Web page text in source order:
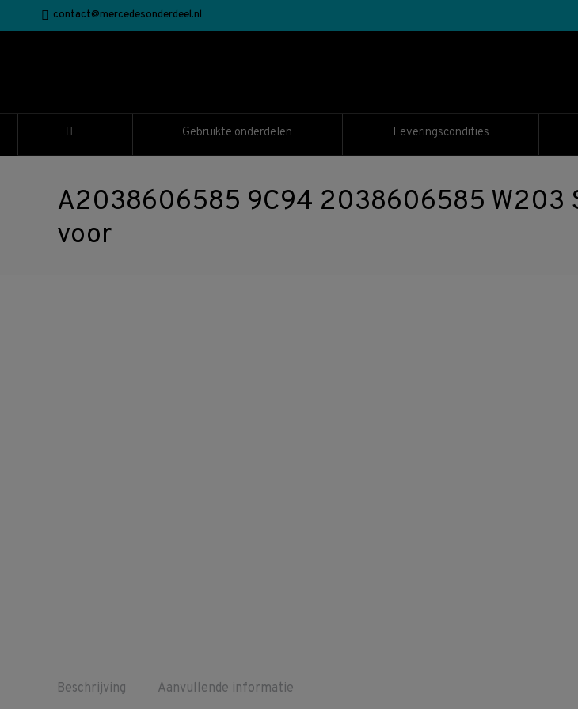
contact@mercedesonderdeel.nl
Gebruikte onderdelen Leveringscondities
A2038606585 9C94 2038606585 W203
voor
Beschrijving
Aanvullende informatie